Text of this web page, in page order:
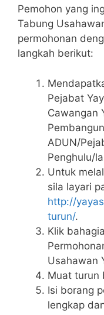
Pemohon yang
Tabung
permohonan
langkah berikut:
Pejabat
Cawangan
ADUN/
Penghulu/
Untuk
sila layari
http://
turun/.
Klik
Usahawan
Muat turun
Isi borang
lengkap